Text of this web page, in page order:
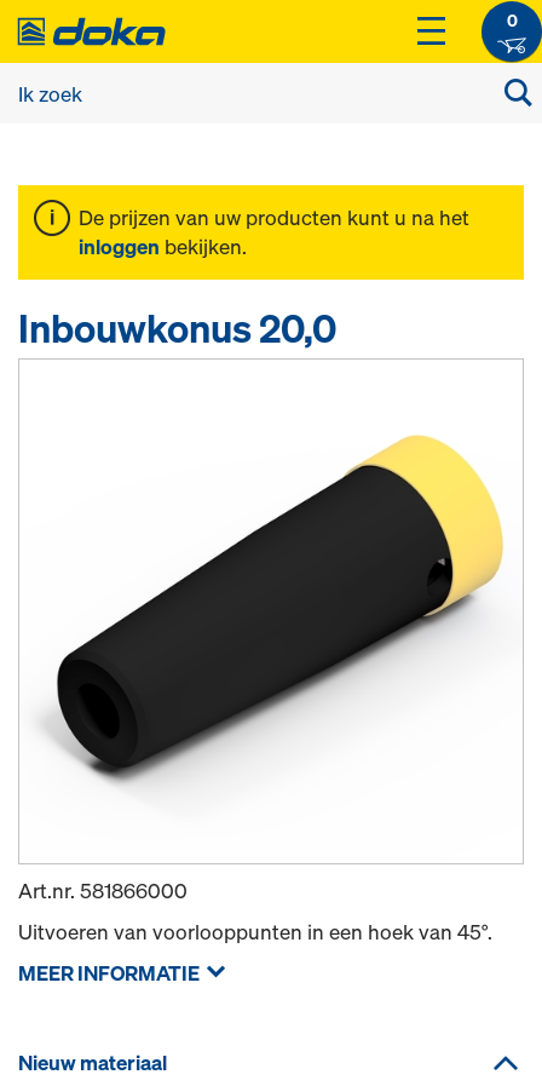
0
De prijzen van uw producten kunt u na het
inloggen bekijken.
Inbouwkonus 20,0
Art.nr. 581866000
Uitvoeren van voorlooppunten in een hoek van 45°.
MEER INFORMATIE
Nieuw materiaal